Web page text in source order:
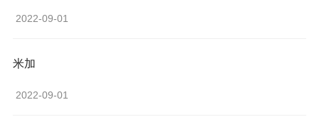
2022-09-01
米加
2022-09-01